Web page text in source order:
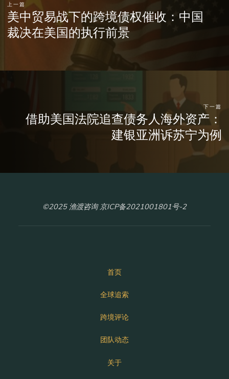
上一篇
美中贸易战下的跨境债权催收：中国
裁决在美国的执行前景
下一篇
借助美国法院追查债务人海外资产：
建银亚洲诉苏宁为例
©2025 渔渡咨询 京ICP备2021001801号-2
首页
全球追索
跨境评论
团队动态
关于